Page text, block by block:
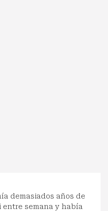
demasiados años de
entre semana y había